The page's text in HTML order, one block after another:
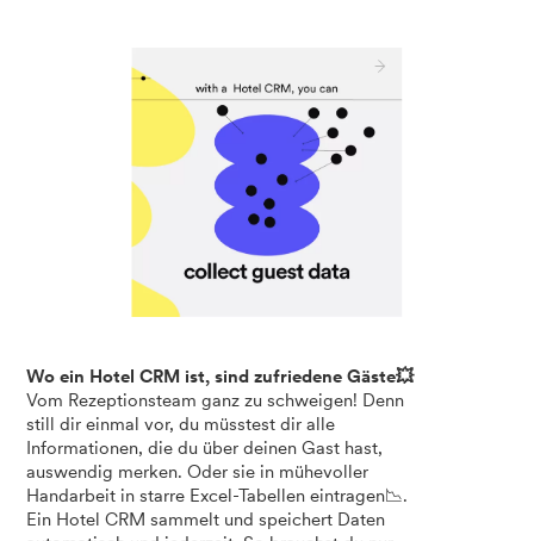
Wo ein Hotel CRM ist, sind zufriedene Gäste💥
Vom Rezeptionsteam ganz zu schweigen! Denn
still dir einmal vor, du müsstest dir alle
Informationen, die du über deinen Gast hast,
auswendig merken. Oder sie in mühevoller
Handarbeit in starre Excel-Tabellen eintragen📉.
Ein Hotel CRM sammelt und speichert Daten